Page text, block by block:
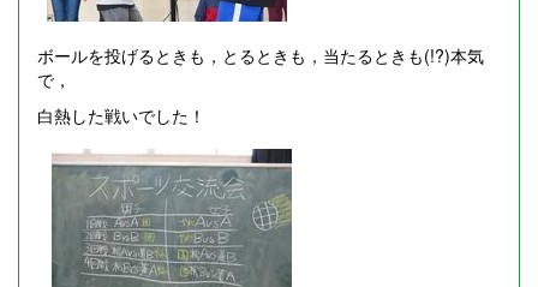
ボールを投げるときも，とるときも，当たるときも(!?)本気
で，
白熱した戦いでした！